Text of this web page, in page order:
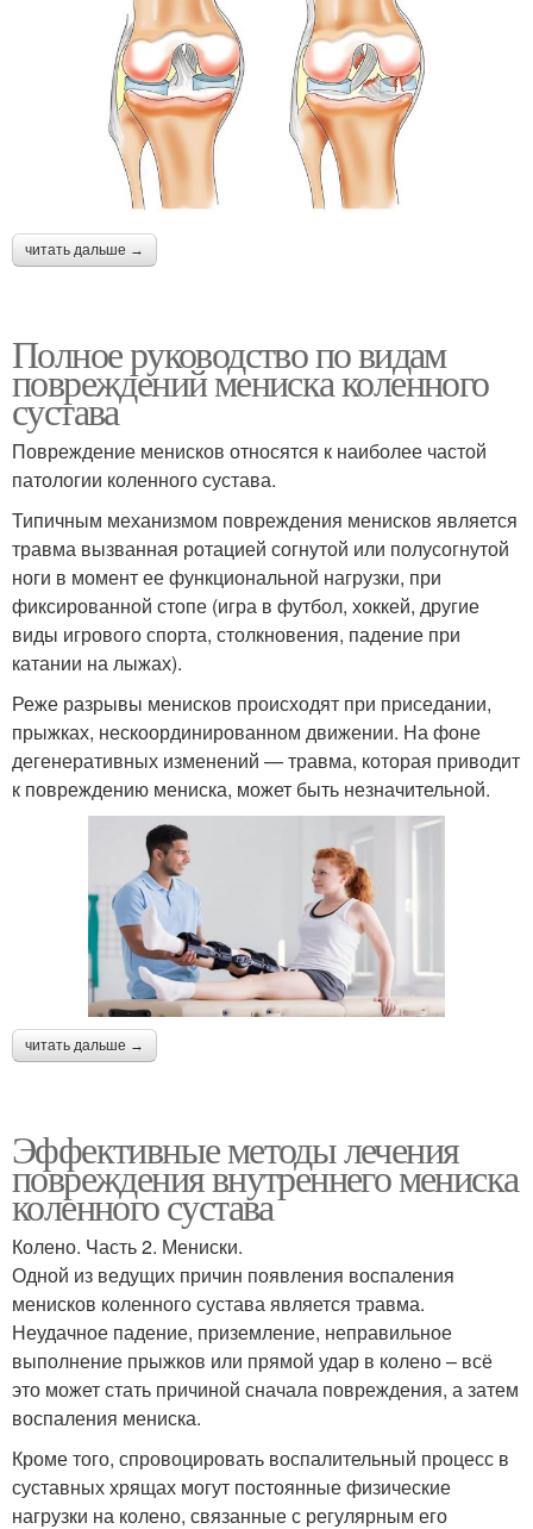
читать дальше →
Полное руководство по видам
повреждений мениска коленного
сустава
Повреждение менисков относятся к наиболее частой
патологии коленного сустава.
Типичным механизмом повреждения менисков является
травма вызванная ротацией согнутой или полусогнутой
ноги в момент ее функциональной нагрузки, при
фиксированной стопе (игра в футбол, хоккей, другие
виды игрового спорта, столкновения, падение при
катании на лыжах).
Реже разрывы менисков происходят при приседании,
прыжках, нескоординированном движении. На фоне
дегенеративных изменений — травма, которая приводит
к повреждению мениска, может быть незначительной.
читать дальше →
Эффективные методы лечения
повреждения внутреннего мениска
коленного сустава
Колено. Часть 2. Мениски.
Одной из ведущих причин появления воспаления
менисков коленного сустава является травма.
Неудачное падение, приземление, неправильное
выполнение прыжков или прямой удар в колено – всё
это может стать причиной сначала повреждения, а затем
воспаления мениска.
Кроме того, спровоцировать воспалительный процесс в
суставных хрящах могут постоянные физические
нагрузки на колено, связанные с регулярным его